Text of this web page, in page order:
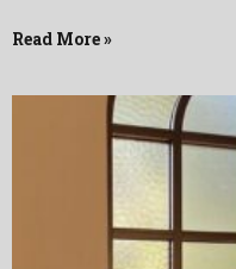
Read More »